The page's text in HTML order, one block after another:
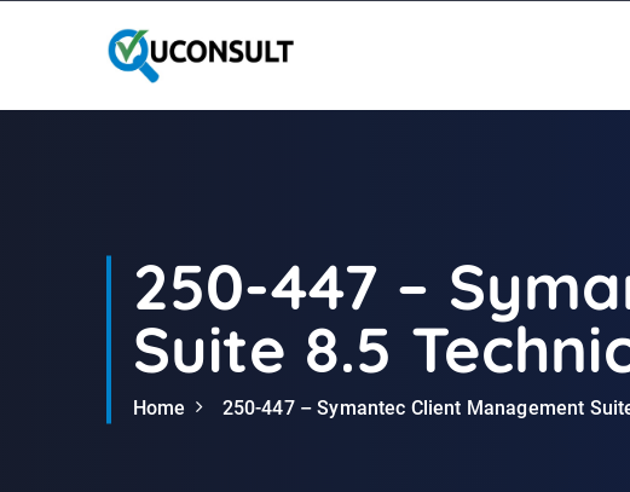
a
250-447 –
Suite 8.5
Home 250-447 – Symantec Client Management